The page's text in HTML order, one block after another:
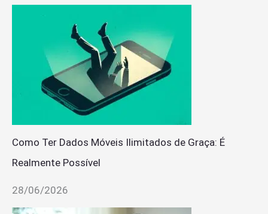
Como Ter Dados Móveis Ilimitados de Graça: É
Realmente Possível
28/06/2026